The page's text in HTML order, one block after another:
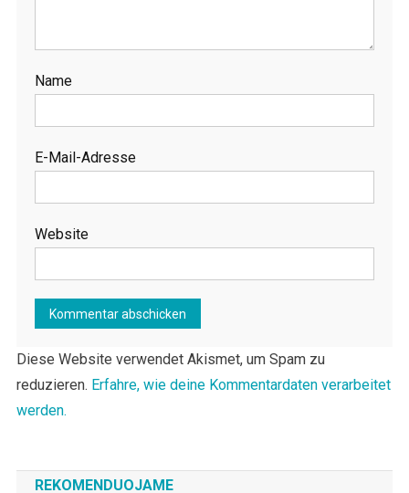
Name
E-Mail-Adresse
Website
Diese Website verwendet Akismet, um Spam zu
reduzieren. Erfahre, wie deine Kommentardaten verarbeitet
werden.
REKOMENDUOJAME